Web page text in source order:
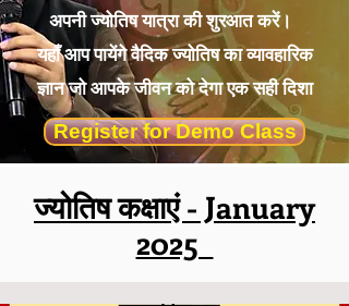
अपनी ज्योतिष यात्रा की शुरआत करें।
यहाँ आप पायेंगे वैदिक ज्योतिष का व्यावहारिक
ज्ञान जो आपके जीवन को देगा एक सही दिशा
Register for Demo Class
ज्योतिष कक्षाएं - January
2025